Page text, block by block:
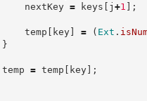
= keys [ j+1 ] ;
[ key] = ( Ext .
}
= temp [ key] ;